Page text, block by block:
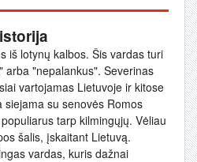
iš lotynų kalbos. Šis vardas turi
arba "nepalankus". Severinas
vartojamas Lietuvoje ir kitose
siejama su senovės Romos
tarp kilmingųjų. Vėliau
šalis, įskaitant Lietuvą.
vardas, kuris dažnai